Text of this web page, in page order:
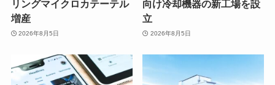
リングマイクロカテーテル
増産
2026年8月5日
向け冷却機器の新工場を設
立
2026年8月5日